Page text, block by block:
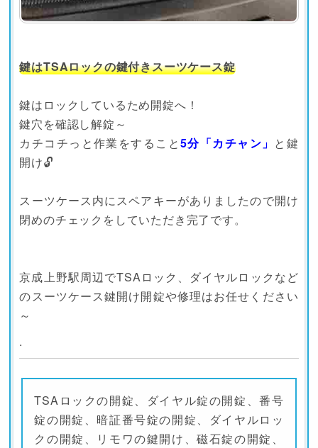
鍵はTSAロックの鍵付きスーツケース錠
鍵はロックしているため開錠へ！
鍵穴を確認し解錠～
カチコチっと作業をすること5分「カチャン」 と鍵
開け🔓
スーツケース内にスペアキーがありましたので開け
閉めのチェックをしていただき完了です。
京成上野駅周辺でTSAロック、ダイヤルロックなど
のスーツケース鍵開け開錠や修理はお任せください
～
.
TSAロックの開錠、ダイヤル錠の開錠、番号
錠の開錠、暗証番号錠の開錠、ダイヤルロッ
クの開錠、リモワの鍵開け、磁石錠の開錠、